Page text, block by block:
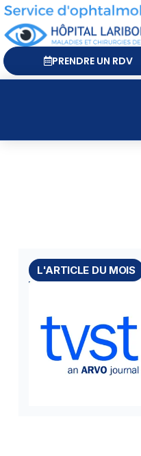
PRENDRE UN RDV
L'ARTICLE DU MOIS